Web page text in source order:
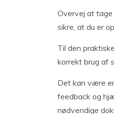
Overvej at
sikre, at du er
Til den
korrekt brug af
Det kan være
feedback og
nødvendige